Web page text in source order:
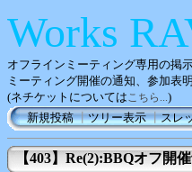
Works
オフラインミーティング専用の掲示
ミーティング開催の通知、参加表
(ネチケットについてはこちら...)
新規投稿┃ツリー表示┃スレ
【403】Re(2):BBQオフ開